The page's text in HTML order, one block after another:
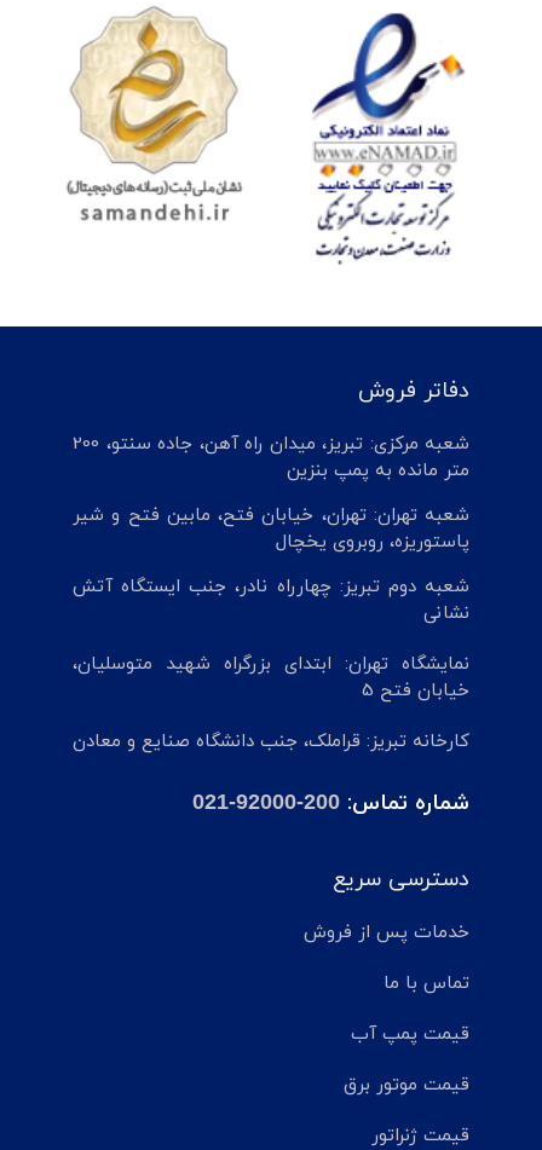
دفاتر فروش
شعبه مرکزی: تبریز، میدان راه آهن، جاده سنتو، 200
متر مانده به پمپ بنزین
شعبه تهران: تهران، خیابان فتح، مابین فتح و شیر
پاستوریزه، روبروی یخچال
شعبه دوم تبریز: چهارراه نادر، جنب ایستگاه آتش
نشانی
نمایشگاه تهران: ابتدای بزرگراه شهید متوسلیان،
خیابان فتح 5
کارخانه تبریز: قراملک، جنب دانشگاه صنایع و معادن
شماره تماس: 021-92000-200
دسترسی سریع
خدمات پس از فروش
تماس با ما
قیمت پمپ آب
قیمت موتور برق
قیمت ژنراتور